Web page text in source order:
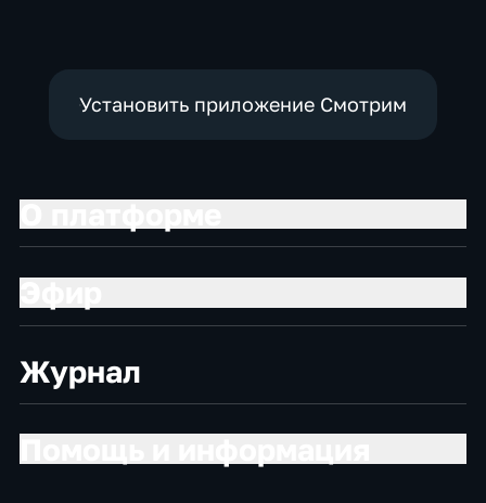
Установить приложение Смотрим
Журнал